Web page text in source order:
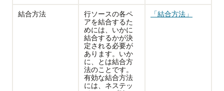
結合方法
行ソースの各ペ
アを結合するた
めには、いかに
結合するかが決
定される必要が
あります。いか
に、とは結合方
法のことです。
有効な結合方法
には、ネステッ
「結合方法」